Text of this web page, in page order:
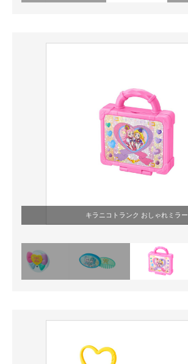
キラニコトランク おしゃれミラー